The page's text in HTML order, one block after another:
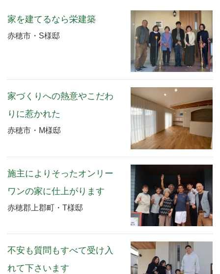
家を建てるなら栄建築
赤穂市・S様邸
家づくりへの熱意やこだわ
りに惹かれた
赤穂市・M様邸
施主によりそったオンリー
ワンの家に仕上がります
赤穂郡上郡町・T様邸
不安も質問もすべて受け入
れて下さいます